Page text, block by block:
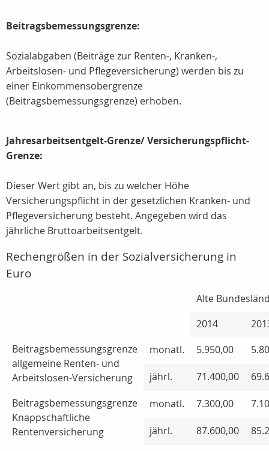
Beitragsbemessungsgrenze:
Sozialabgaben (Beiträge zur Renten-, Kranken-,
Arbeitslosen- und Pflegeversicherung) werden bis zu
einer Einkommensobergrenze
(Beitragsbemessungsgrenze) erhoben.
Jahresarbeitsentgelt-Grenze/ Versicherungspflicht-
Grenze:
Dieser Wert gibt an, bis zu welcher Höhe
Versicherungspflicht in der gesetzlichen Kranken- und
Pflegeversicherung besteht. Angegeben wird das
jährliche Bruttoarbeitsentgelt.
Rechengrößen in der Sozialversicherung in
Euro
Alte
2014
Beitragsbemessungsgrenze
allgemeine Renten- und
Arbeitslosen-Versicherung
monatl. 5.950,00
jährl. 71.400,00
Beitragsbemessungsgrenze
Knappschaftliche
Rentenversicherung
monatl. 7.300,00
jährl. 87.600,00